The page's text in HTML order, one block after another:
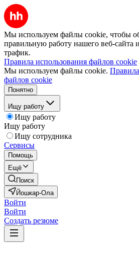
Мы используем файлы cookie, чтобы
правильную работу нашего веб-сайта
трафик.
Правила использования файлов cookie
Мы используем файлы cookie.
файлов cookie
Понятно
Ищу работу
Ищу работу
Ищу работу
Ищу сотрудника
Сервисы
Помощь
Ещё
Поиск
Йошкар-Ола
Войти
Войти
Создать резюме